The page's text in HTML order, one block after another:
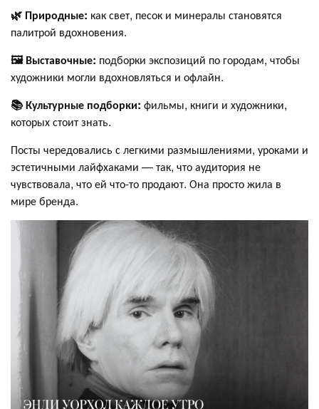
🌿 Природные: как свет, песок и минералы становятся
палитрой вдохновения.
🖼 Выставочные: подборки экспозиций по городам, чтобы
художники могли вдохновляться и офлайн.
📚 Культурные подборки: фильмы, книги и художники,
которых стоит знать.
Посты чередовались с легкими размышлениями, уроками и
эстетичными лайфхаками — так, что аудитория не
чувствовала, что ей что-то продают. Она просто жила в
мире бренда.